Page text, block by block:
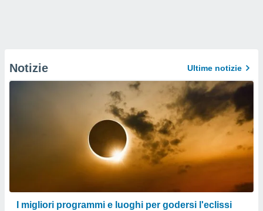
Notizie Ultime notizie
I migliori programmi e luoghi per godersi l'eclissi